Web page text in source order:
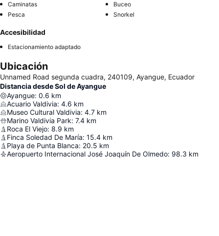
Caminatas
Buceo
Pesca
Snorkel
Accesibilidad
Estacionamiento adaptado
Ubicación
Unnamed Road segunda cuadra, 240109, Ayangue, Ecuador
Distancia desde Sol de Ayangue
Ayangue: 0.6 km
Acuario Valdivia: 4.6 km
Museo Cultural Valdivia: 4.7 km
Marino Valdivia Park: 7.4 km
Roca El Viejo: 8.9 km
Finca Soledad De María: 15.4 km
Playa de Punta Blanca: 20.5 km
Aeropuerto Internacional José Joaquín De Olmedo: 98.3 km